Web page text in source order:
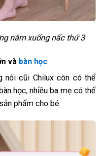
nằm xuống nấc thứ 3
và bàn học
nôi cũi Chilux còn có thể
học, nhiều ba mẹ có thể
phẩm cho bé